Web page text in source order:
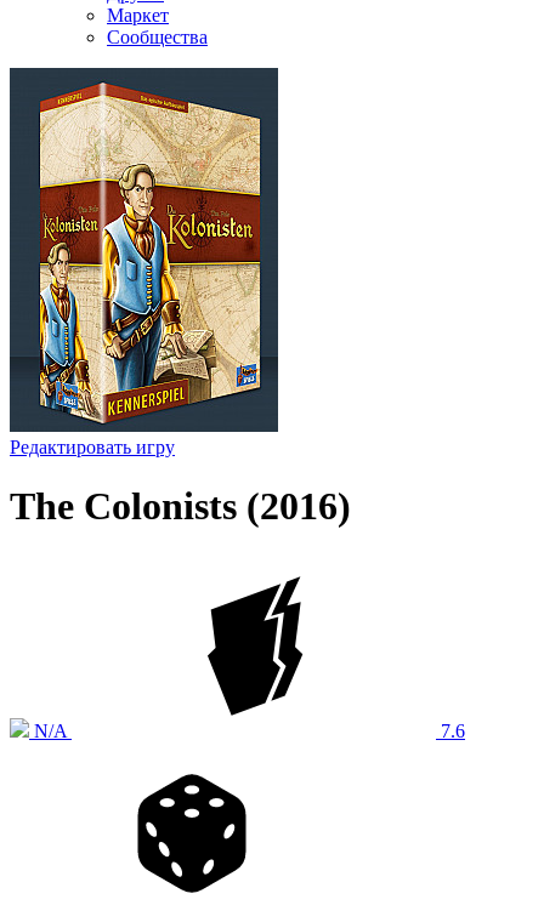
Маркет
Сообщества
Редактировать игру
The Colonists (2016)
N/A 7.6